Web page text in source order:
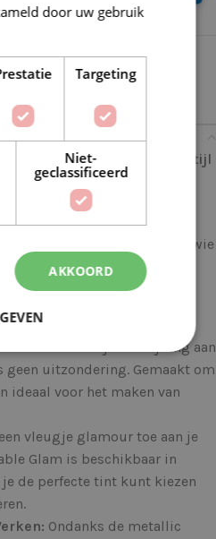
Glanzende Creaties met Stijl
glamour in elke haak- en
combineert duurzaamheid
waardoor het perfect is voor wie
hun creaties.
bekend om zijn toewijding aan
uitzondering. Gemaakt om
ideaal voor het maken van
vleugje glamour toe aan je
Glam is beschikbaar in
de perfecte tint kunt kiezen
Ondanks de metallic
door uw gebruik
Targeting
Niet-
geclassificeerd
AKKOORD